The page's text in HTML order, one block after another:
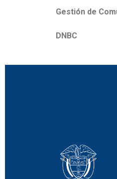
Gestión de
DNBC